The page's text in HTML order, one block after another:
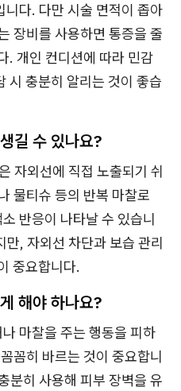
니다. 다만 시술 면적이 좁아
장비를 사용하면 통증을 줄
. 개인 컨디션에 따라 민감
시 충분히 알리는 것이 좋습
길 수 있나요?
자외선에 직접 노출되기 쉬
물티슈 등의 반복 마찰로
반응이 나타날 수 있습니
, 자외선 차단과 보습 관리
중요합니다.
해야 하나요?
마찰을 주는 행동을 피하
꼼히 바르는 것이 중요합니
분히 사용해 피부 장벽을 유